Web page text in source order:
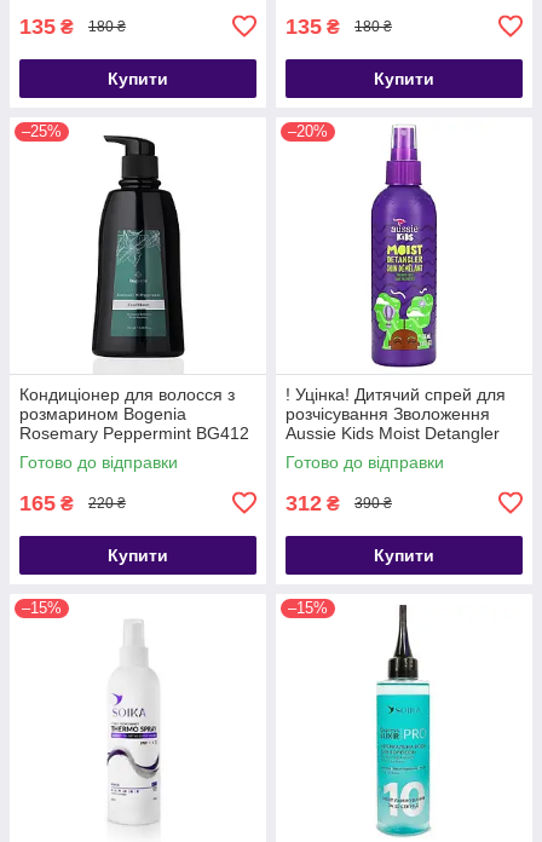
135 ₴ 180 ₴
Купити
135 ₴ 180 ₴
Купити
–25%
Кондиціонер для волосся з
розмарином Bogenia
Rosemary Peppermint BG412
[002] 350 мл
Готово до відправки
165 ₴ 220 ₴
Купити
–20%
! Уцінка! Дитячий спрей для
розчісування Зволоження
Aussie Kids Moist Detangler
236 мл
Готово до відправки
312 ₴ 390 ₴
Купити
–15% –15%